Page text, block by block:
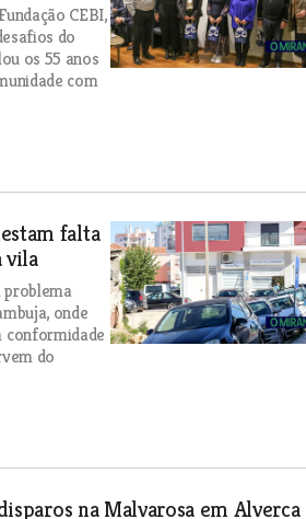
CEBI,
do
os 55 anos
com
falta
vila
problema
onde
conformidade
do
na Malvarosa em Alverca